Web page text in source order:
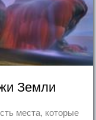
Земли
места, которые